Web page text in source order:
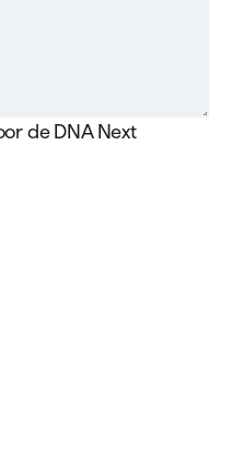
de DNA Next